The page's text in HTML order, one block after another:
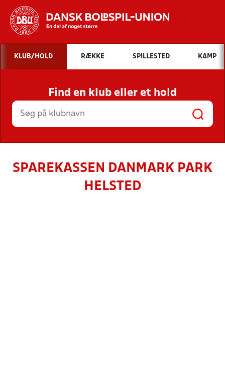
Hvad vil du søge efter?
INDHOLD OG NYHEDER
STILLINGER, RESULTATER, KLUBBER OG
HOLD
KLUB/HOLD RÆKKE SPILLESTED KAMP
Find en klub eller et hold
SPAREKASSEN DANMARK PARK
HELSTED